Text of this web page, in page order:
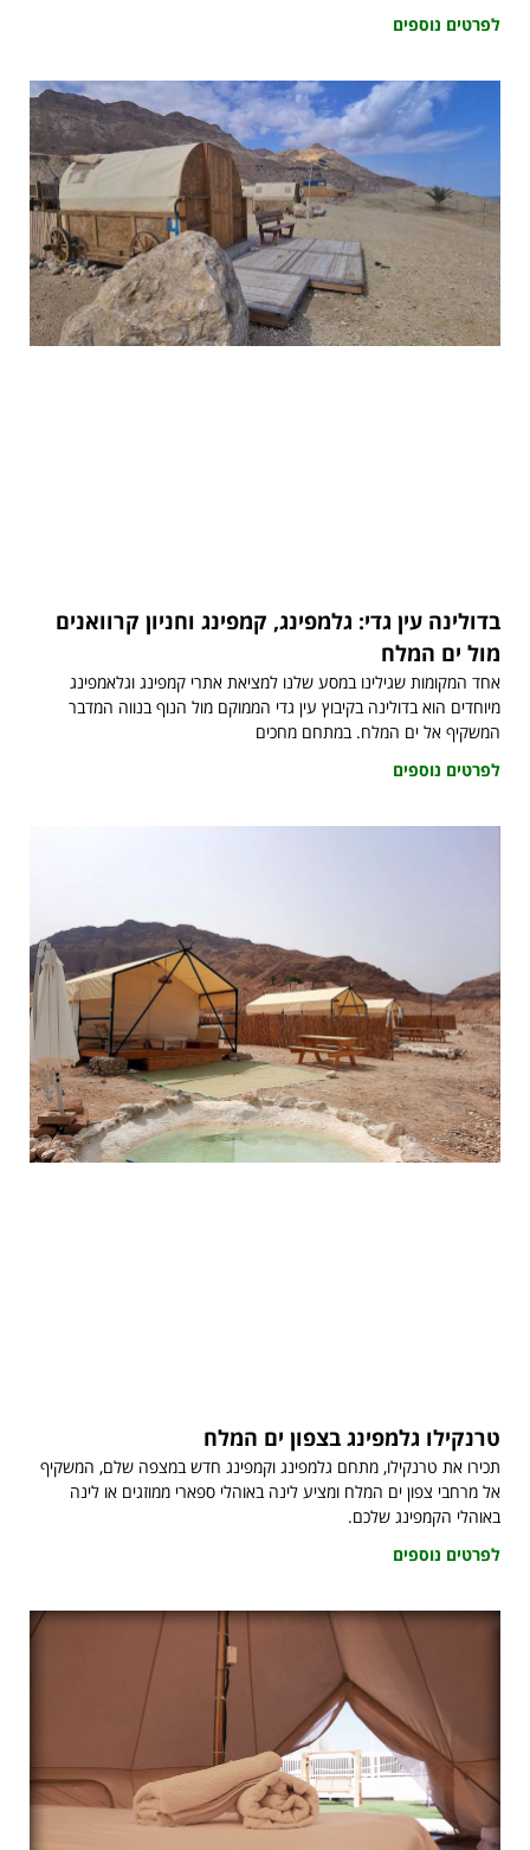
לפרטים נוספים
בדולינה עין גדי: גלמפינג, קמפינג וחניון קרוואנים
מול ים המלח
אחד המקומות שגילינו במסע שלנו למציאת אתרי קמפינג וגלאמפינג
מיוחדים הוא בדולינה בקיבוץ עין גדי הממוקם מול הנוף בנווה המדבר
המשקיף אל ים המלח. במתחם מחכים
לפרטים נוספים
טרנקילו גלמפינג בצפון ים המלח
תכירו את טרנקילו, מתחם גלמפינג וקמפינג חדש במצפה שלם, המשקיף
אל מרחבי צפון ים המלח ומציע לינה באוהלי ספארי ממוזגים או לינה
באוהלי הקמפינג שלכם.
לפרטים נוספים